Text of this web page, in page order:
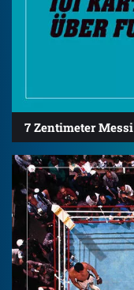
7 Zentimeter Messi